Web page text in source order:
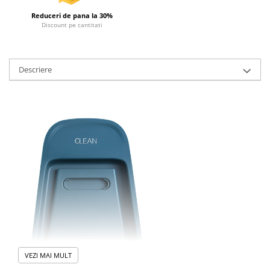
Articole de plaja
Pistoale cu apa
Articole Diverse copii
Articole diverse pentru copii
Ingrijire Unghii
Jucarii Creative
Jucarii pentru copii
Jucarii si Jocuri
Jucarii si Jocuri
Markere si Set Desen
Scaune de masa bebe
Reduceri de pana la 30%
Discount pe cantitati
Descriere
VEZI MAI MULT